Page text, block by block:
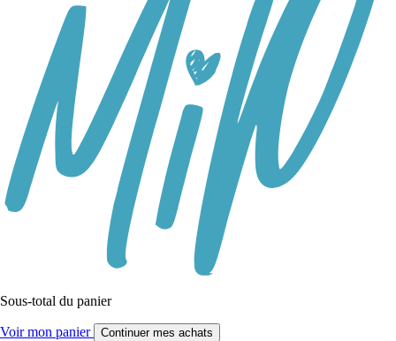
Sous-total du panier
Voir mon panier Continuer mes achats